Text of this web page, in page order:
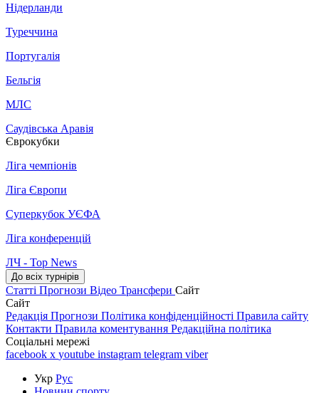
Нідерланди
Туреччина
Португалія
Бельгія
МЛС
Саудівська Аравія
Єврокубки
Ліга чемпіонів
Ліга Європи
Суперкубок УЄФА
Ліга конференцій
ЛЧ - Top News
До всіх турнірів
Статті Прогнози Відео Трансфери Сайт
Сайт
Редакція Прогнози Політика конфіденційності Правила сайту
Контакти Правила коментування Редакційна політика
Соціальні мережі
facebook x youtube instagram telegram viber
Укр Рус